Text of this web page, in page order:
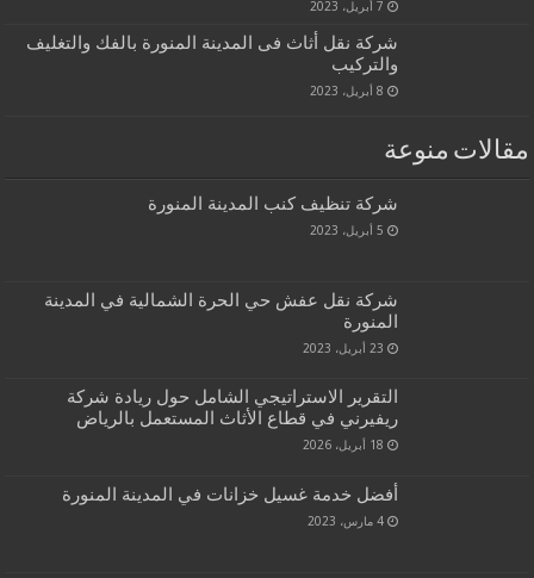
7 أبريل، 2023
شركة نقل أثاث فى المدينة المنورة بالفك والتغليف
والتركيب
8 أبريل، 2023
مقالات منوعة
شركة تنظيف كنب المدينة المنورة
5 أبريل، 2023
شركة نقل عفش حي الحرة الشمالية في المدينة
المنورة
23 أبريل، 2023
التقرير الاستراتيجي الشامل حول ريادة شركة
ريفيرني في قطاع الأثاث المستعمل بالرياض
18 أبريل، 2026
أفضل خدمة غسيل خزانات في المدينة المنورة
4 مارس، 2023